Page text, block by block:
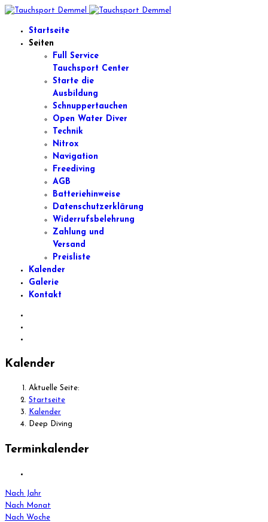
Startseite
Seiten
Full Service
Tauchsport Center
Starte die
Ausbildung
Schnuppertauchen
Open Water Diver
Technik
Nitrox
Navigation
Freediving
AGB
Batteriehinweise
Datenschutzerklärung
Widerrufsbelehrung
Zahlung und
Versand
Preisliste
Kalender
Galerie
Kontakt
Kalender
Aktuelle Seite:
Startseite
Kalender
Deep Diving
Terminkalender
Nach Jahr
Nach Monat
Nach Woche